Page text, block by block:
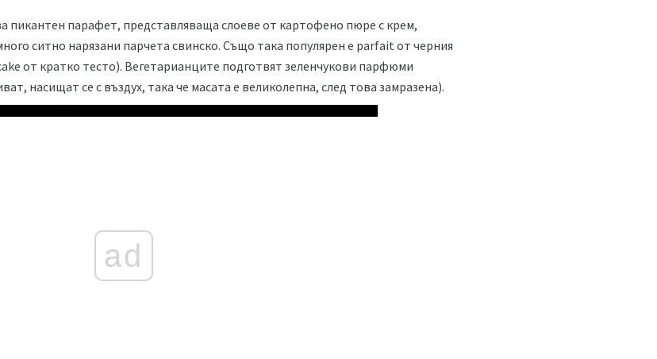
пикантен парафет, представляваща слоеве от картофено пюре с крем,
ситно нарязани парчета свинско. Също така популярен е parfait от черния
от кратко тесто). Вегетарианците подготвят зеленчукови парфюми
насищат се с въздух, така че масата е великолепна, след това замразена).
ad